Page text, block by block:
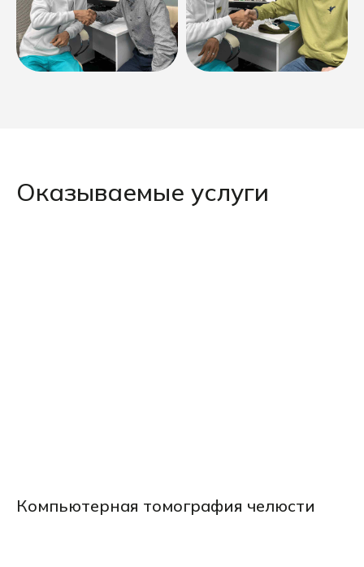
Оказываемые услуги
Компьютерная томография челюсти